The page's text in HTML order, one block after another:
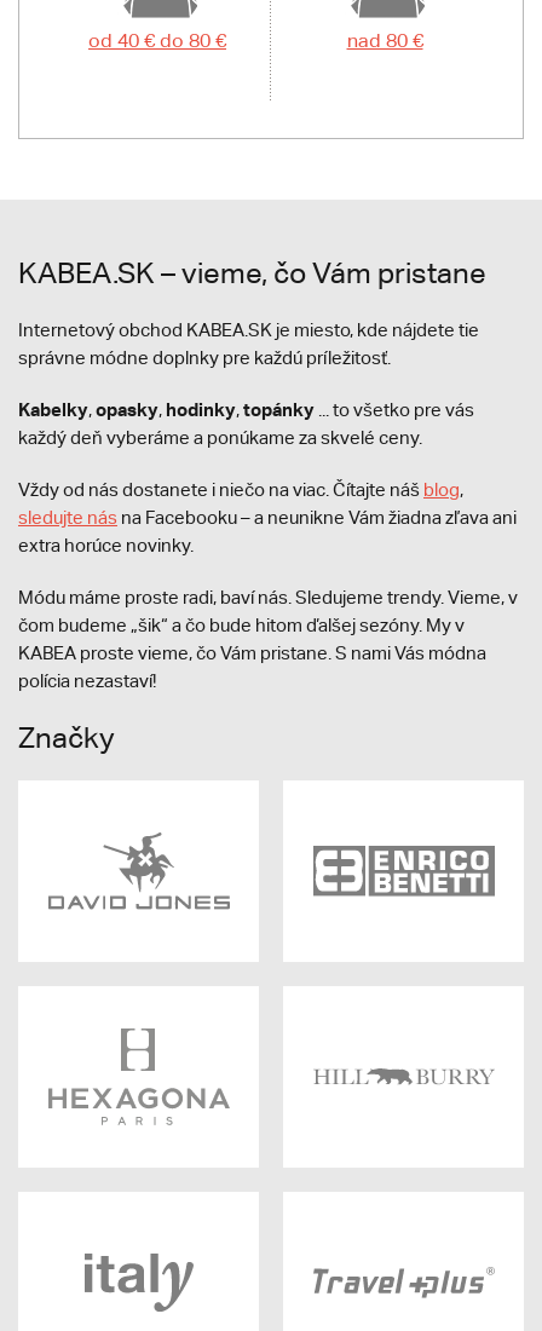
od 40 € do 80 € nad 80 €
KABEA.SK – vieme, čo Vám pristane
Internetový obchod KABEA.SK je miesto, kde nájdete tie
správne módne doplnky pre každú príležitosť.
Kabelky,opasky, hodinky,topánky ... to všetko pre vás
každý deň vyberáme a ponúkame za skvelé ceny.
Vždy od nás dostanete i niečo na viac. Čítajte náš blog,
sledujte nás na Facebooku – a neunikne Vám žiadna zľava ani
extra horúce novinky.
Módu máme proste radi, baví nás. Sledujeme trendy. Vieme, v
čom budeme „šik“ a čo bude hitom ďalšej sezóny. My v
KABEA proste vieme, čo Vám pristane. S nami Vás módna
polícia nezastaví!
Značky